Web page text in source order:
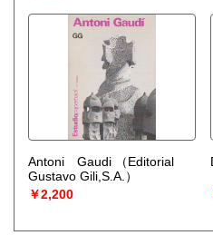
Antoni Gaudi
（Editorial
Gustavo Gili,S.A.）
￥2,200